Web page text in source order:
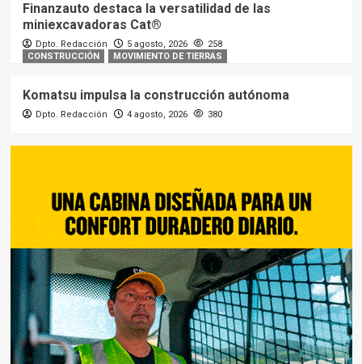
Finanzauto destaca la versatilidad de las
miniexcavadoras Cat®
Dpto. Redacción 5 agosto, 2026
258
CONSTRUCCIÓN
MOVIMIENTO DE TIERRAS
Komatsu impulsa la construcción autónoma
Dpto. Redacción 4 agosto, 2026 380